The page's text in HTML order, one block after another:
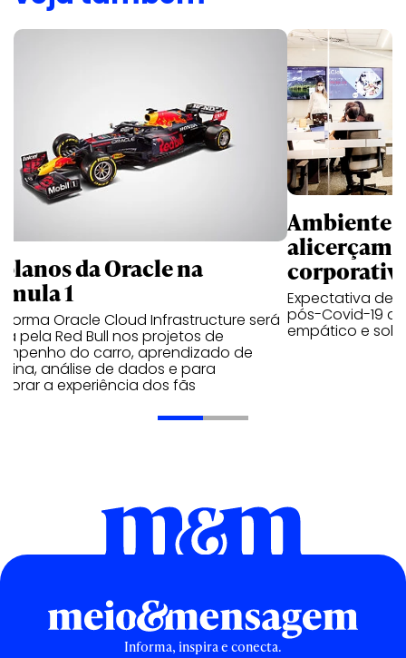
da Oracle na
1
Oracle Cloud Infrastructure será
pela Red Bull nos projetos de
do carro, aprendizado de
análise de dados e para
a experiência dos fãs
Ambientes
alicerçam
Expectativa de
pós-Covid-19
empático e
Informa, inspira e conecta.